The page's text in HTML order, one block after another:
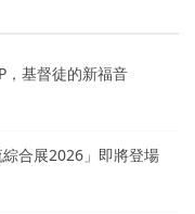
，基督徒的新福音
合展2026」即將登場